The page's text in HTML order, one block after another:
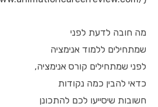
מה חובה לדעת לפני
שמתחילים ללמוד אנימציה
לפני שמתחילים קורס אנימציה,
כדאי להבין כמה נקודות
חשובות שיסייעו לכם להתכונן